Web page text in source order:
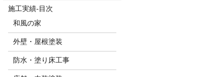
施工実績-目次
和風の家
外壁・屋根塗装
防水・塗り床工事